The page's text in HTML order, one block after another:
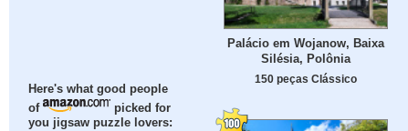
Here's what good people
of
picked for
you jigsaw puzzle lovers:
Palácio em Wojanow, Baixa
Silésia, Polônia
150 peças Clássico